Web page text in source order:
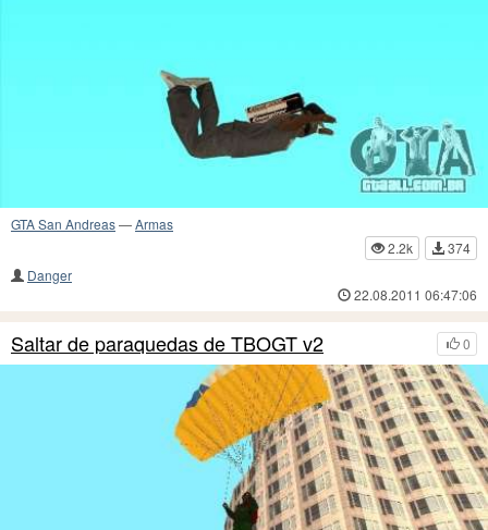
GTA San Andreas—Armas
2.2k
374
Danger
22.08.2011 06:47:06
0
Saltar de paraquedas de TBOGT v2